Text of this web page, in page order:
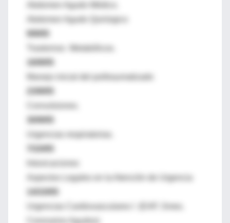
Abdomen Agudo Médico.
Abdomen Agudo Quirúrgico
Urgencias respiratorias.
Aspectos Legales en la Atención de Urgencia
Urgencias Cardiovasculares I (EAP, Smes.
Coronarios Agudos)